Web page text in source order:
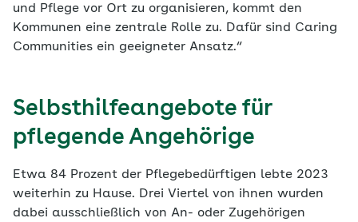
und Pflege vor Ort zu organisieren, kommt den
Kommunen eine zentrale Rolle zu. Dafür sind Caring
Communities ein geeigneter Ansatz.“
Selbsthilfeangebote für
pflegende Angehörige
Etwa 84 Prozent der Pflegebedürftigen lebte 2023
weiterhin zu Hause. Drei Viertel von ihnen wurden
dabei ausschließlich von An- oder Zugehörigen